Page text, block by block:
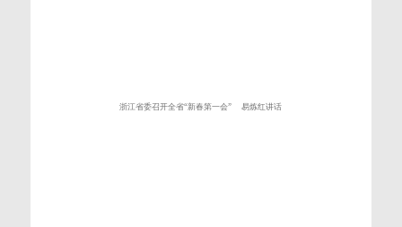
浙江省委召开全省“新春第一会” 易炼红讲话